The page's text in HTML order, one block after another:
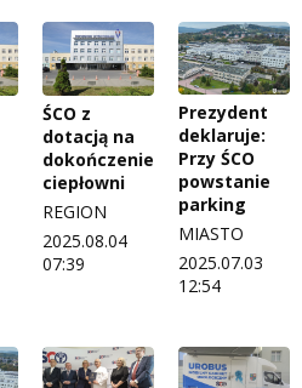
ŚCO z
dotacją na
dokończenie
ciepłowni
REGION
2025.08.04
07:39
Prezydent
deklaruje:
Przy ŚCO
powstanie
parking
MIASTO
2025.07.03
12:54